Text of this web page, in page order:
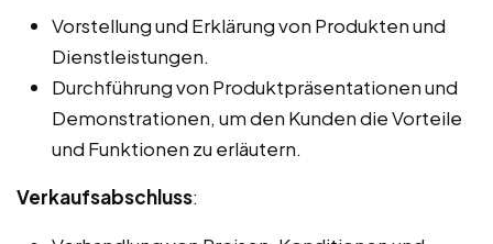
Vorstellung und Erklärung von Produkten und
Dienstleistungen.
Durchführung von Produktpräsentationen und
Demonstrationen, um den Kunden die Vorteile
und Funktionen zu erläutern.
Verkaufsabschluss: